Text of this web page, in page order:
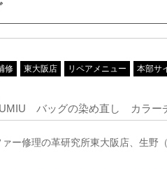
修 東大阪店 リペアメニュー 本部サ
バッグの染め直し カラー
ー修理の革研究所東大阪店、生野